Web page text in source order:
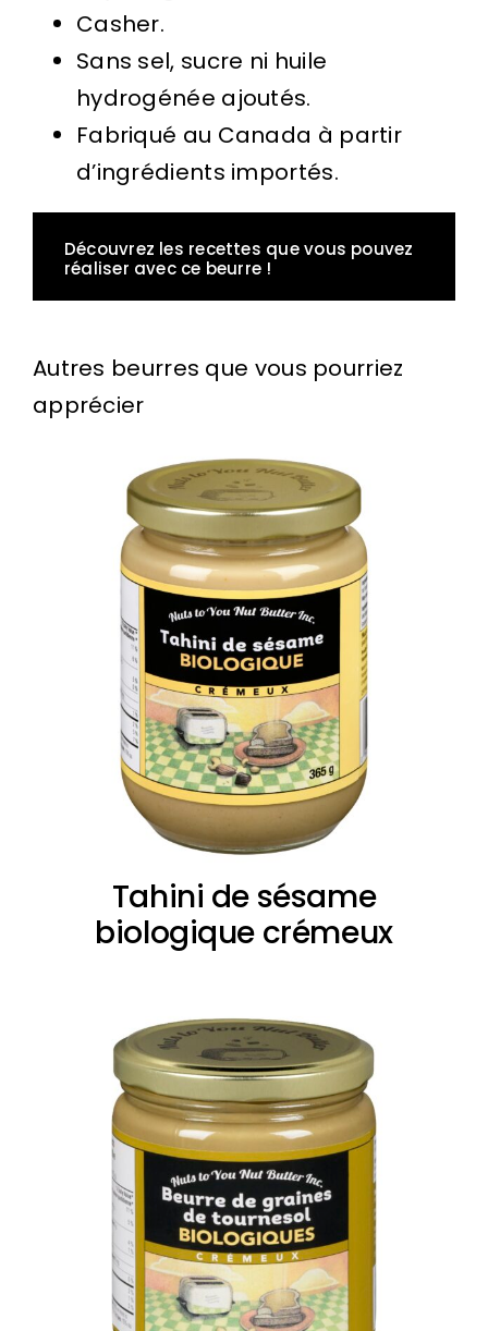
Casher.
Sans sel, sucre ni huile
hydrogénée ajoutés.
Fabriqué au Canada à partir
d’ingrédients importés.
Découvrez les recettes que vous pouvez
réaliser avec ce beurre !
Autres beurres que vous pourriez
apprécier
Tahini de sésame
biologique crémeux